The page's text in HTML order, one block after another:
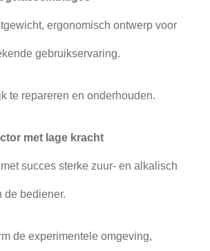
ergonomisch ontwerp voor
gebruikservaring.
te repareren en onderhouden.
met lage kracht
succes sterke zuur- en alkalisch
de bediener.
de experimentele omgeving,